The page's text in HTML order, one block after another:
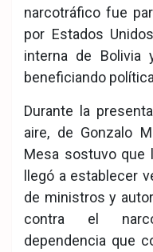
narcotráfico fue
por Estados
interna de Bolivia
beneficiando
Durante la
aire, de Gonzalo
Mesa sostuvo que
llegó a establecer
de ministros y
contra el
dependencia que